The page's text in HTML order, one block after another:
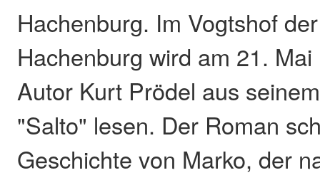
Hachenburg. Im Vogtshof
Hachenburg wird am 21.
Autor Kurt Prödel aus
"Salto" lesen. Der Roman
Geschichte von Marko, der